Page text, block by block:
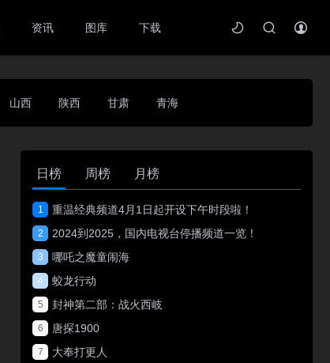
资讯 图库 下载
山西 陕西 甘肃 青海
日榜 周榜 月榜
1 重温经典频道4月1日起开设下午时段啦！
2 2024到2025，国内电视台停播频道一览！
3 哪吒之魔童闹海
4 蛟龙行动
5 封神第二部：战火西岐
6 唐探1900
7 大奉打更人